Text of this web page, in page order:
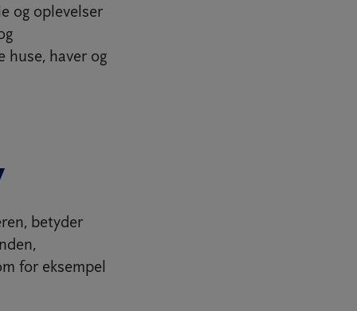
og oplevelser
huse, haver og
betyder
for eksempel